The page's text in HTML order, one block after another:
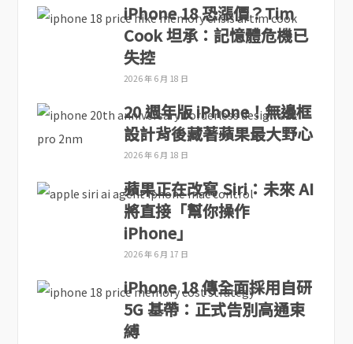
iPhone 18 恐漲價？Tim
Cook 坦承：記憶體危機已
失控
2026 年 6 月 18 日
20 週年版 iPhone！無邊框
設計背後藏著蘋果最大野心
2026 年 6 月 18 日
蘋果正在改寫 Siri：未來 AI
將直接「幫你操作
iPhone」
2026 年 6 月 17 日
iPhone 18 傳全面採用自研
5G 基帶：正式告別高通束
縛